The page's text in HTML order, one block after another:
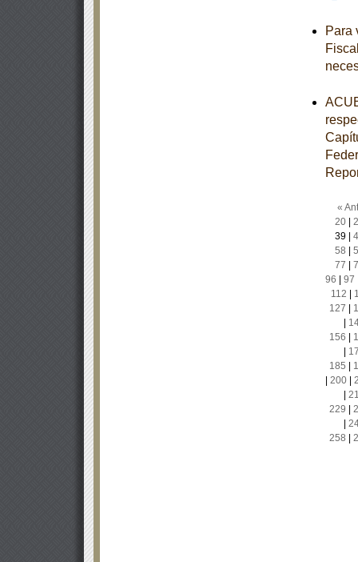
Para
«
20|
39|
58
77
96
97
112
127
156
185
200|
229
258